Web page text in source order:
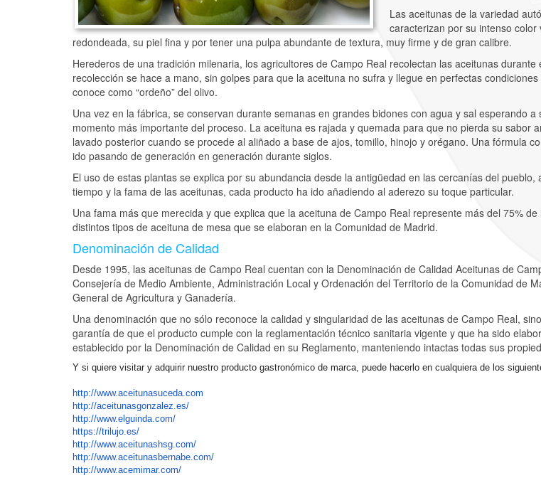
Las aceitunas de la variedad
caracterizan por su intenso
redondeada, su piel fina y por tener una pulpa abundante de textura, muy firme y de gran calibre.
Herederos de una tradición milenaria, los agricultores de Campo Real recolectan las aceitunas durante
recolección se hace a mano, sin golpes para que la aceituna no sufra y llegue en perfectas
conoce como “ordeño” del olivo.
Una vez en la fábrica, se conservan durante semanas en grandes bidones con agua y sal esperando a
momento más importante del proceso. La aceituna es rajada y quemada para que no pierda su sabor
lavado posterior cuando se procede al aliñado a base de ajos, tomillo, hinojo y orégano. Una fórmula
ido pasando de generación en generación durante siglos.
El uso de estas plantas se explica por su abundancia desde la antigüedad en las cercanías del pueblo,
tiempo y la fama de las aceitunas, cada producto ha ido añadiendo al aderezo su toque particular.
Una fama más que merecida y que explica que la aceituna de Campo Real represente más del 75%
distintos tipos de aceituna de mesa que se elaboran en la Comunidad de Madrid.
Denominación de Calidad
Desde 1995, las aceitunas de Campo Real cuentan con la Denominación de Calidad Aceitunas de
Consejería de Medio Ambiente, Administración Local y Ordenación del Territorio de la Comunidad de
General de Agricultura y Ganadería.
Una denominación que no sólo reconoce la calidad y singularidad de las aceitunas de Campo Real,
garantía de que el producto cumple con la reglamentación técnico sanitaria vigente y que ha sido
establecido por la Denominación de Calidad en su Reglamento, manteniendo intactas todas sus
Y si quiere visitar y adquirir nuestro producto gastronómico de marca, puede hacerlo en cualquiera de los
http://www.aceitunasuceda.com
http://aceitunasgonzalez.es/
http://www.elguinda.com/
https://trilujo.es/
http://www.aceitunashsg.com/
http://www.aceitunasbernabe. com/
http://www.acemimar.com/